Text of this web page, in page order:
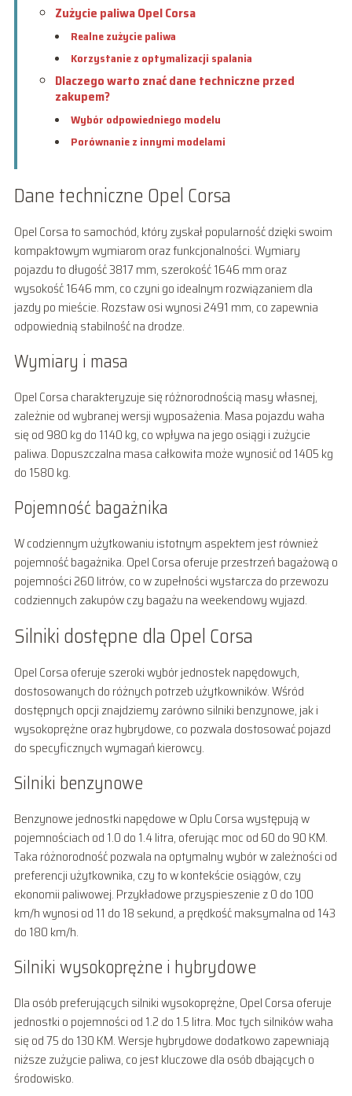
Zużycie paliwa Opel Corsa
Realne zużycie paliwa
Korzystanie z optymalizacji spalania
Dlaczego warto znać dane techniczne przed
zakupem?
Wybór odpowiedniego modelu
Porównanie z innymi modelami
Dane techniczne Opel Corsa
Opel Corsa to samochód, który zyskał popularność dzięki swoim
kompaktowym wymiarom oraz funkcjonalności. Wymiary
pojazdu to długość 3817 mm, szerokość 1646 mm oraz
wysokość 1646 mm, co czyni go idealnym rozwiązaniem dla
jazdy po mieście. Rozstaw osi wynosi 2491 mm, co zapewnia
odpowiednią stabilność na drodze.
Wymiary i masa
Opel Corsa charakteryzuje się różnorodnością masy własnej,
zależnie od wybranej wersji wyposażenia. Masa pojazdu waha
się od 980 kg do 1140 kg, co wpływa na jego osiągi i zużycie
paliwa. Dopuszczalna masa całkowita może wynosić od 1405 kg
do 1580 kg.
Pojemność bagażnika
W codziennym użytkowaniu istotnym aspektem jest również
pojemność bagażnika. Opel Corsa oferuje przestrzeń bagażową o
pojemności 260 litrów, co w zupełności wystarcza do przewozu
codziennych zakupów czy bagażu na weekendowy wyjazd.
Silniki dostępne dla Opel Corsa
Opel Corsa oferuje szeroki wybór jednostek napędowych,
dostosowanych do różnych potrzeb użytkowników. Wśród
dostępnych opcji znajdziemy zarówno silniki benzynowe, jak i
wysokoprężne oraz hybrydowe, co pozwala dostosować pojazd
do specyficznych wymagań kierowcy.
Silniki benzynowe
Benzynowe jednostki napędowe w Oplu Corsa występują w
pojemnościach od 1.0 do 1.4 litra, oferując moc od 60 do 90 KM.
Taka różnorodność pozwala na optymalny wybór w zależności od
preferencji użytkownika, czy to w kontekście osiągów, czy
ekonomii paliwowej. Przykładowe przyspieszenie z 0 do 100
km/h wynosi od 11 do 18 sekund, a prędkość maksymalna od 143
do 180 km/h.
Silniki wysokoprężne i hybrydowe
Dla osób preferujących silniki wysokoprężne, Opel Corsa oferuje
jednostki o pojemności od 1.2 do 1.5 litra. Moc tych silników waha
się od 75 do 130 KM. Wersje hybrydowe dodatkowo zapewniają
niższe zużycie paliwa, co jest kluczowe dla osób dbających o
środowisko.